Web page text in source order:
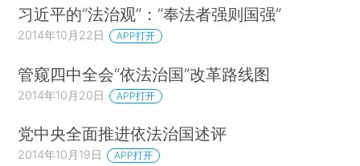
习近平的“法治观”：“奉法者强则国强”
2014年10月22日 APP打开
管窥四中全会“依法治国”改革路线图
2014年10月20日 APP打开
党中央全面推进依法治国述评
2014年10月19日 APP打开